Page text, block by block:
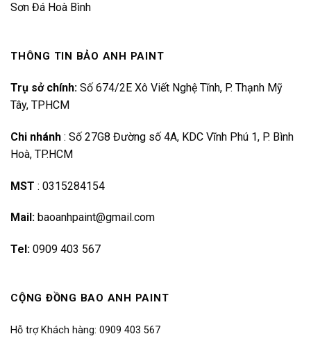
Sơn Đá Hoà Bình
THÔNG TIN BẢO ANH PAINT
Trụ sở chính: Số 674/2E Xô Viết Nghệ Tĩnh, P. Thạnh Mỹ
Tây, TPHCM
Chi nhánh : Số 27G8 Đường số 4A, KDC Vĩnh Phú 1, P. Bình
Hoà, TP.HCM
MST : 0315284154
Mail: baoanhpaint@gmail.com
Tel: 0909 403 567
CỘNG ĐỒNG BAO ANH PAINT
Hỗ trợ Khách hàng: 0909 403 567